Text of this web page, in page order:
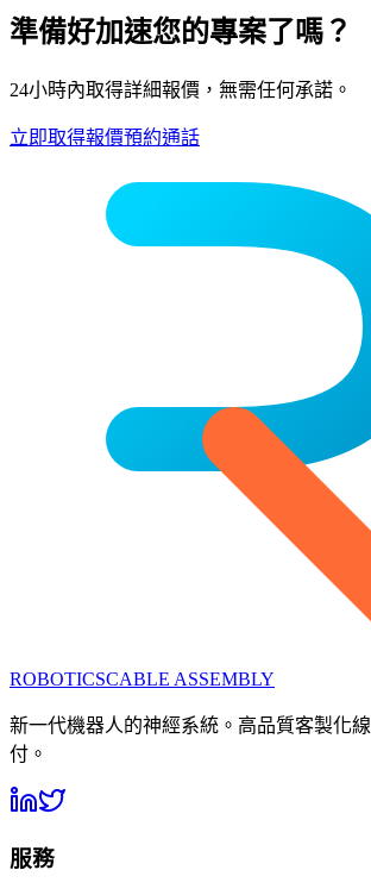
準備好加速您的專案了嗎？
24小時內取得詳細報價，無需任何承諾。
立即取得報價預約通話
ROBOTICSCABLE ASSEMBLY
新一代機器人的神經系統。高品質客製化
付。
服務